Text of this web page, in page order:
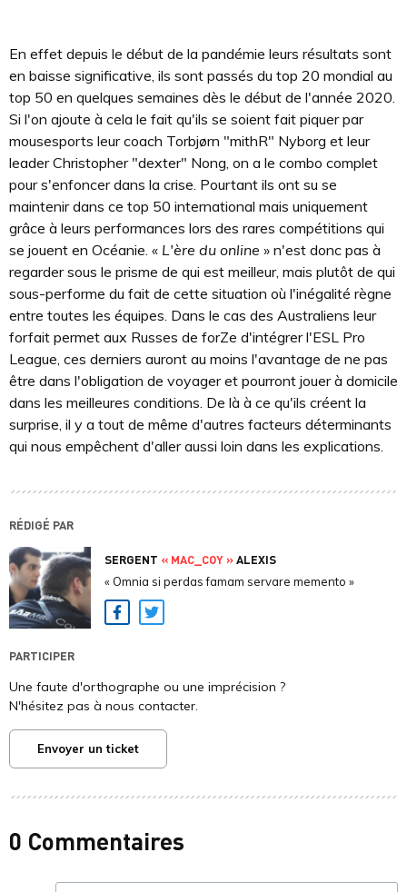
En effet depuis le début de la pandémie leurs résultats sont
en baisse significative, ils sont passés du top 20 mondial au
top 50 en quelques semaines dès le début de l'année 2020.
Si l'on ajoute à cela le fait qu'ils se soient fait piquer par
mousesports leur coach Torbjørn "mithR" Nyborg et leur
leader Christopher "dexter" Nong, on a le combo complet
pour s'enfoncer dans la crise. Pourtant ils ont su se
maintenir dans ce top 50 international mais uniquement
grâce à leurs performances lors des rares compétitions qui
se jouent en Océanie. « L'ère du online » n'est donc pas à
regarder sous le prisme de qui est meilleur, mais plutôt de qui
sous-performe du fait de cette situation où l'inégalité règne
entre toutes les équipes. Dans le cas des Australiens leur
forfait permet aux Russes de forZe d'intégrer l'ESL Pro
League, ces derniers auront au moins l'avantage de ne pas
être dans l'obligation de voyager et pourront jouer à domicile
dans les meilleures conditions. De là à ce qu'ils créent la
surprise, il y a tout de même d'autres facteurs déterminants
qui nous empêchent d'aller aussi loin dans les explications.
RÉDIGÉ PAR
SERGENT « MAC_COY »ALEXIS
« Omnia si perdas famam servare memento »
Facebook
Twitter
PARTICIPER
Une faute d'orthographe ou une imprécision ?
N'hésitez pas à nous contacter.
Envoyer un ticket
0 Commentaires